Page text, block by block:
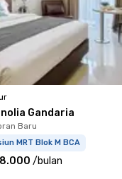
Gandaria
Baru
MRT Blok M BCA
/bulan